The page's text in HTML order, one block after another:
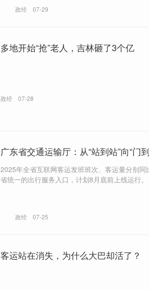
政经 07-29
多地开始“抢”老人，吉林砸了3个亿
政经 07-28
广东省交通运输厅：从“站到站”向“门
2025年全省互联网客运发班班次、客运量分别同比增
省统一的出行服务入口，计划8月底前上线运行。
政经 07-25
客运站在消失，为什么大巴却活了？